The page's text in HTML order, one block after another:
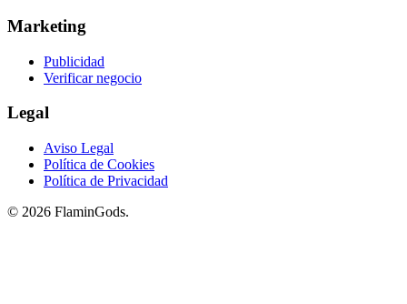
Marketing
Publicidad
Verificar negocio
Legal
Aviso Legal
Política de Cookies
Política de Privacidad
© 2026 FlaminGods.